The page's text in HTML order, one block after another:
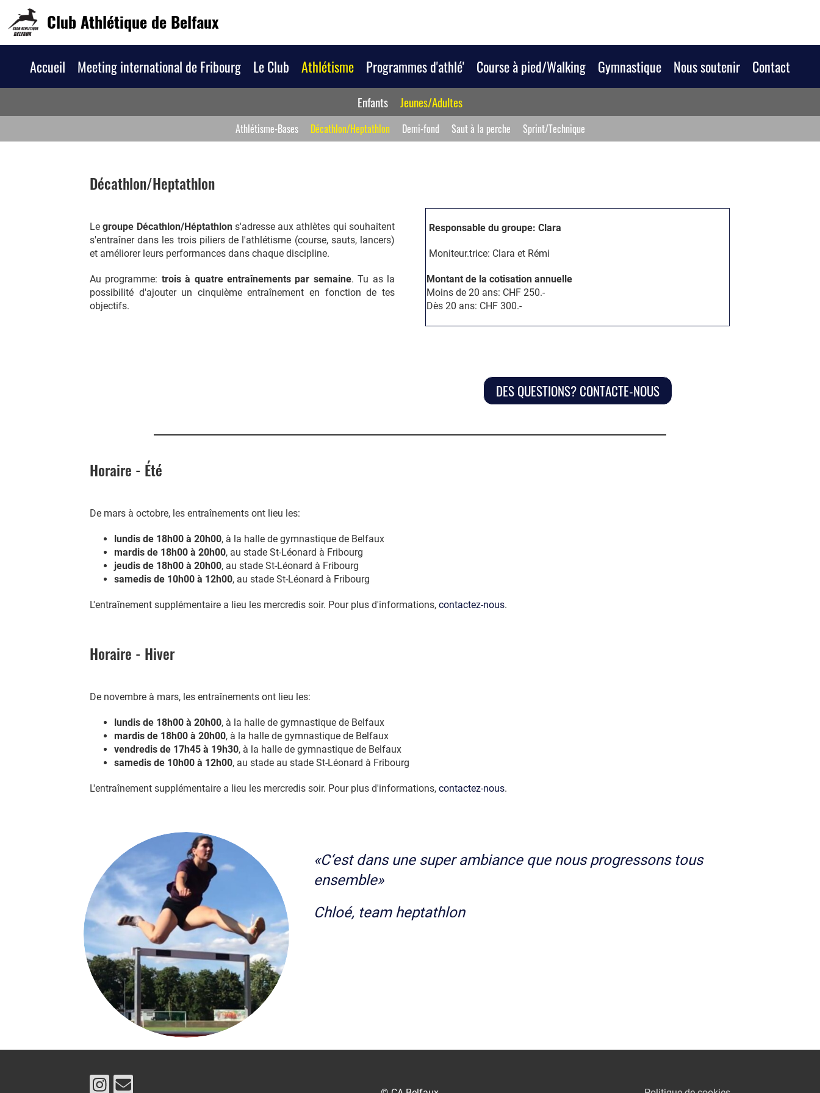
Club Athlétique de Belfaux
Accueil Meeting international de Fribourg Le Club Athlétisme Programmes d'athlé' Course à pied/Walking Gymnastique Nous soutenir Contact
Enfants Jeunes/Adultes
Athlétisme-Bases Décathlon/Heptathlon Demi-fond Saut à la perche Sprint/Technique
Décathlon/Heptathlon
Legroupe Décathlon/Héptathlons'adresse aux athlètes qui souhaitent
s'entraîner dans les trois piliers de l'athlétisme (course, sauts, lancers)
et améliorer leurs performances dans chaque discipline.
Au programme: trois à quatre entraînements par semaine. Tu as la
possibilité d'ajouter un cinquième entraînement en fonction de tes
objectifs.
Responsable du groupe: Clara
Moniteur.trice: Clara et Rémi
Montant de la cotisation annuelle
Moins de 20 ans: CHF 250.-
Dès 20 ans: CHF 300.-
DES QUESTIONS? CONTACTE-NOUS
Horaire - Été
De mars à octobre, les entraînements ont lieu les:
lundis de 18h00 à 20h00, à la halle de gymnastique de Belfaux
mardis de 18h00 à 20h00, au stade St-Léonard à Fribourg
jeudis de 18h00 à 20h00, au stade St-Léonard à Fribourg
samedis de 10h00 à 12h00, au stade St-Léonard à Fribourg
L'entraînement supplémentaire a lieu les mercredis soir. Pour plus d'informations, contactez-nous.
Horaire - Hiver
De novembre à mars, les entraînements ont lieu les:
lundis de 18h00 à 20h00, à la halle de gymnastique de Belfaux
mardis de 18h00 à 20h00, à la halle de gymnastique de Belfaux
vendredis de 17h45 à 19h30, à la halle de gymnastique de Belfaux
samedis de 10h00 à 12h00, au stade au stade St-Léonard à Fribourg
L'entraînement supplémentaire a lieu les mercredis soir. Pour plus d'informations, contactez-nous.
«C‘est dans une super ambiance que nous progressons tous
ensemble»
Chloé, team heptathlon